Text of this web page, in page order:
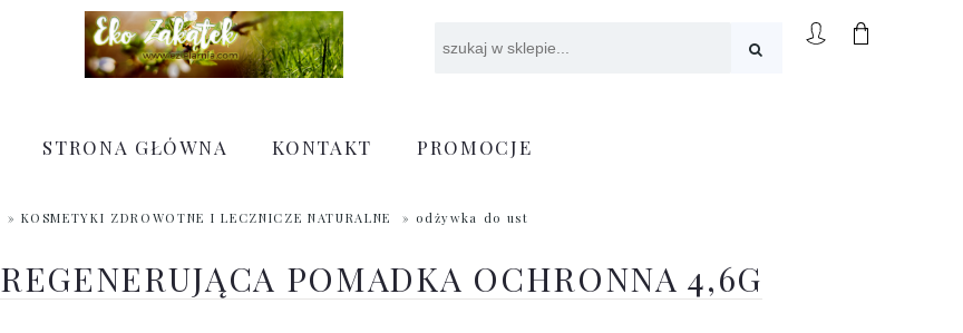
STRONA GŁÓWNA KONTAKT PROMOCJE
» KOSMETYKI ZDROWOTNE I LECZNICZE NATURALNE » odżywka do ust
REGENERUJĄCA POMADKA OCHRONNA 4,6G